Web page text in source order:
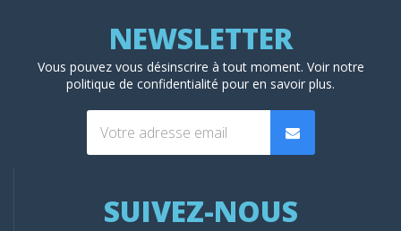
Vous pouvez vous désinscrire à tout moment. Voir notre
politique de confidentialité pour en savoir plus.
SUIVEZ-NOUS